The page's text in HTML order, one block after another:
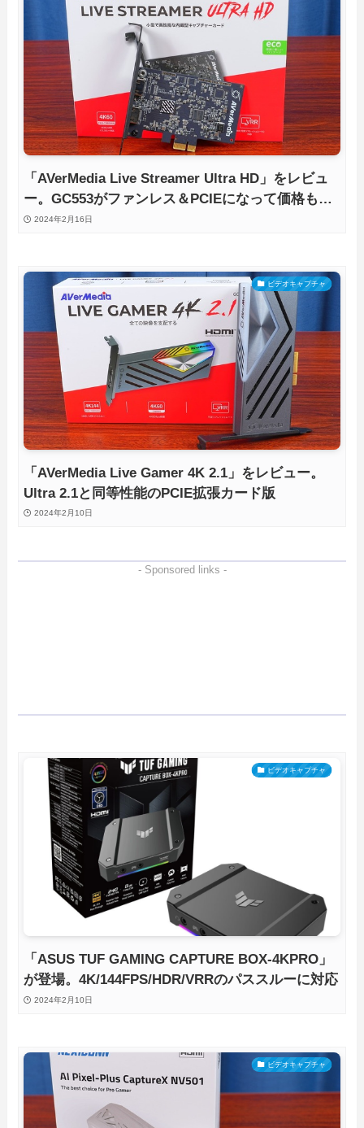
「AVerMedia Live Streamer Ultra HD」をレビュ
ー。GC553がファンレス＆PCIEになって価格もお
求め安く！
2024年2月16日
ビデオキャプチャ
「AVerMedia Live Gamer 4K 2.1」をレビュー。
Ultra 2.1と同等性能のPCIE拡張カード版
2024年2月10日
- Sponsored links -
ビデオキャプチャ
「ASUS TUF GAMING CAPTURE BOX-4KPRO」
が登場。4K/144FPS/HDR/VRRのパススルーに対応
2024年2月10日
ビデオキャプチャ